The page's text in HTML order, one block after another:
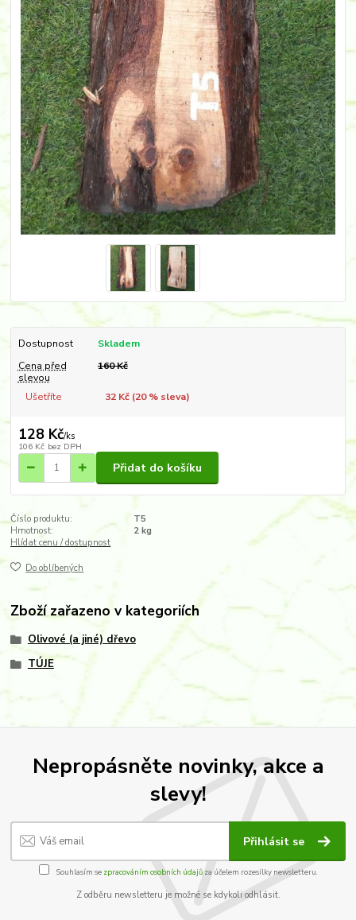
Dostupnost
Skladem
Cena před
slevou
160 Kč
Ušetříte 32 Kč (20% sleva)
128 Kč/ks
106 Kč bez DPH
Přidat do košíku
Číslo produktu:
T5
Hmotnost:
2 kg
Hlídat cenu / dostupnost
Do oblíbených
Zboží zařazeno v kategoriích
Olivové (a jiné) dřevo
TÚJE
Nepropásněte novinky, akce a
slevy!
Přihlásit se
Souhlasím se zpracováním osobních údajůza účelem rozesílky newsletteru.
Z odběru newsletteru je možné se kdykoli odhlásit.